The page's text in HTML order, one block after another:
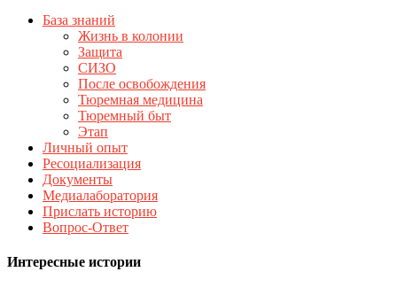
База знаний
Жизнь в колонии
Защита
СИЗО
После освобождения
Тюремная медицина
Тюремный быт
Этап
Личный опыт
Ресоциализация
Документы
Медиалаборатория
Прислать историю
Вопрос-Ответ
Интересные истории